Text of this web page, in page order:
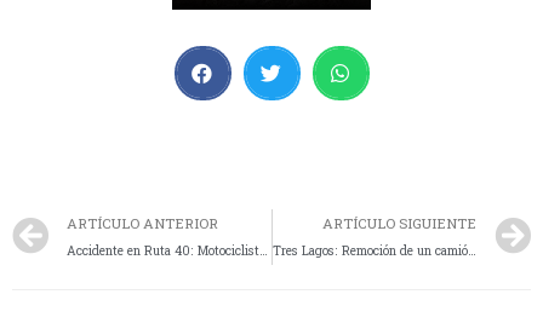
ARTÍCULO ANTERIOR ARTÍCULO SIGUIENTE
Tres Lagos: Remoción de un camión caído al Río Chalina por desperfecto mecánico